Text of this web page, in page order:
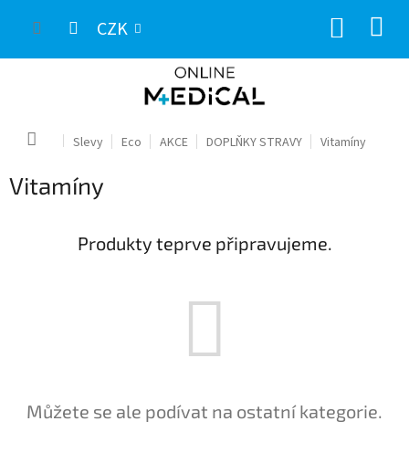
CZK
Domů Slevy Eco AKCE DOPLŇKY STRAVY Vitamíny
Vitamíny
Produkty teprve připravujeme.
Můžete se ale podívat na ostatní kategorie.